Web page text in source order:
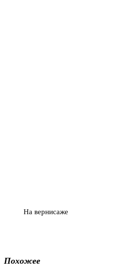
На вернисаже
Похожее